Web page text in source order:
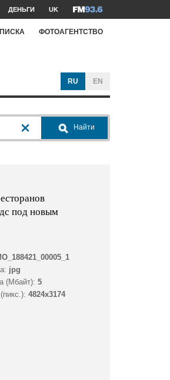
ДЕНЬГИ UK
ФОТОАГЕНТСТВО
RU EN
Найти
под новым
jpg
(Мбайт): 5
4824x3174